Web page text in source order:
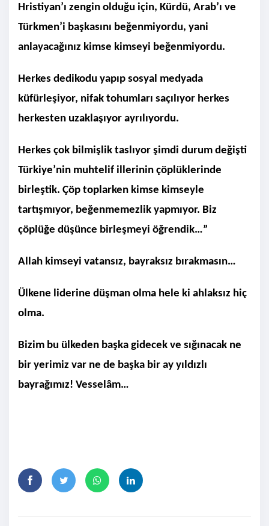
Hristiyan’ı zengin olduğu için, Kürdü, Arab’ı ve
Türkmen’i başkasını beğenmiyordu, yani
anlayacağınız kimse kimseyi beğenmiyordu.
Herkes dedikodu yapıp sosyal medyada
küfürleşiyor, nifak tohumları saçılıyor herkes
herkesten uzaklaşıyor ayrılıyordu.
Herkes çok bilmişlik taslıyor şimdi durum değişti
Türkiye’nin muhtelif illerinin çöplüklerinde
birleştik. Çöp toplarken kimse kimseyle
tartışmıyor, beğenmemezlik yapmıyor. Biz
çöplüğe düşünce birleşmeyi öğrendik…”
Allah kimseyi vatansız, bayraksız bırakmasın…
Ülkene liderine düşman olma hele ki ahlaksız hiç
olma.
Bizim bu ülkeden başka gidecek ve sığınacak ne
bir yerimiz var ne de başka bir ay yıldızlı
bayrağımız! Vesselâm…